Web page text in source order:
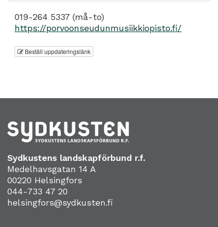
019-264 5337 (må-to)
https://porvoonseudunmusiikkiopisto.fi/
Beställ uppdateringslänk
Sydkustens landskapförbund r.f.
Medelhavsgatan 14 A
00220 Helsingfors
044-733 47 20
helsingfors@sydkusten.fi